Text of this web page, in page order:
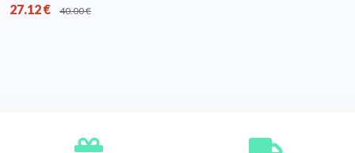
27.12€ 40.00€